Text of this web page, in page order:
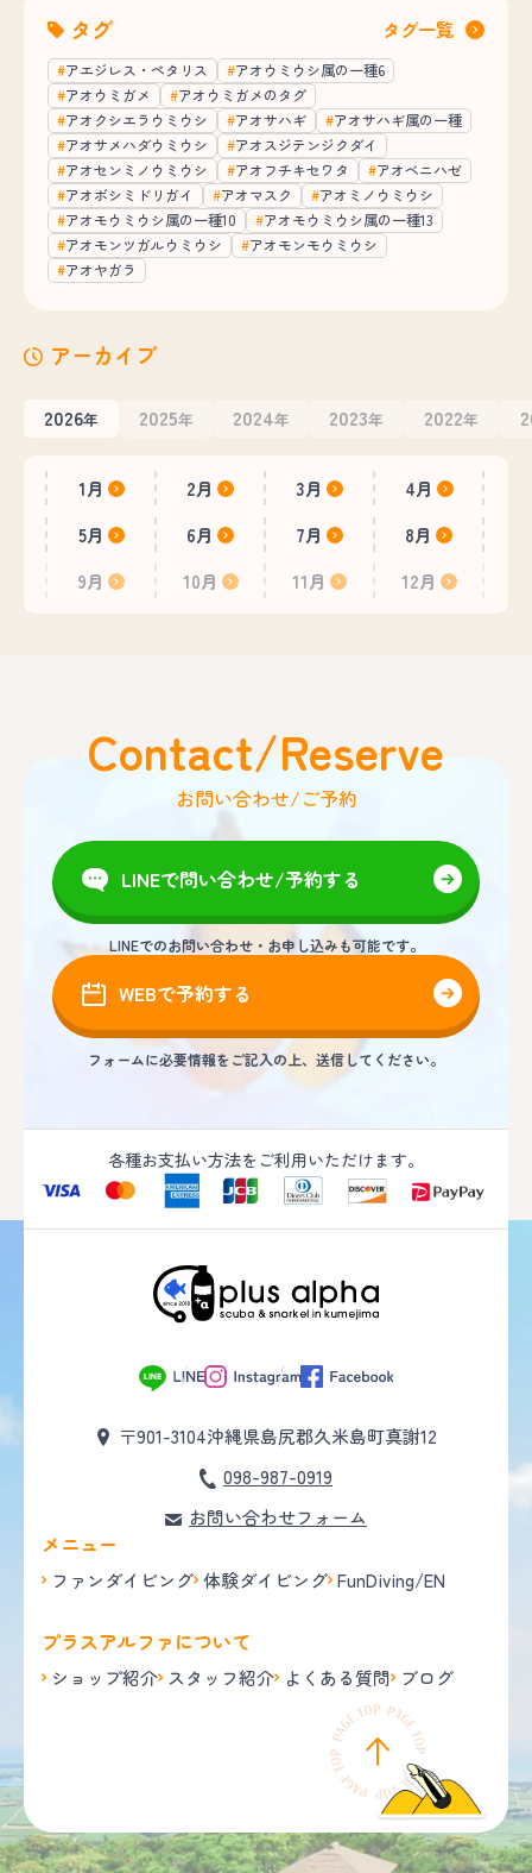
タグ タグ一覧
アエジレス・ペタリス
アオウミウシ属の一種6
アオウミガメ
アオウミガメのタグ
アオクシエラウミウシ
アオサハギ
アオサハギ属の一種
アオサメハダウミウシ
アオスジテンジクダイ
アオセンミノウミウシ
アオフチキセワタ
アオベニハゼ
アオボシミドリガイ
アオマスク
アオミノウミウシ
アオモウミウシ属の一種10
アオモウミウシ属の一種13
アオモンツガルウミウシ
アオモンモウミウシ
アオヤガラ
アーカイブ
2026年 2025年 2024年 2023年 2022年
1月 2月 3月
4月
5月
6月 7月
8月
9月
10月 11月 12月
Contact/Reserve
お問い合わせ/ご予約
LINEで問い合わせ/予約する
LINEでのお問い合わせ・お申し込みも可能です。
WEBで予約する
フォームに必要情報をご記入の上、送信してください。
各種お支払い方法をご利用いただけます。
〒901-3104沖縄県島尻郡久米島町真謝12
098-987-0919
お問い合わせフォーム
メニュー
ファンダイビング 体験ダイビング FunDiving/EN
プラスアルファについて
ショップ紹介 スタッフ紹介 よくある質問 ブログ